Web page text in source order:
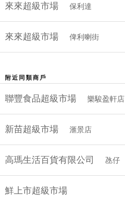
來來超級市場 保利達
來來超級市場 俾利喇街
附近同類商戶
聯豐食品超級市場 樂駿盈軒店
新苗超級市場 滙景店
高瑪生活百貨有限公司 氹仔
鮮上市超級市場